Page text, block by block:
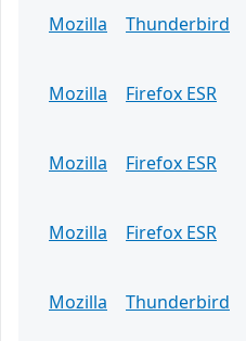
Mozilla
Thunderbird
Mozilla
Firefox ESR
Mozilla
Firefox ESR
Mozilla
Firefox ESR
Mozilla
Thunderbird